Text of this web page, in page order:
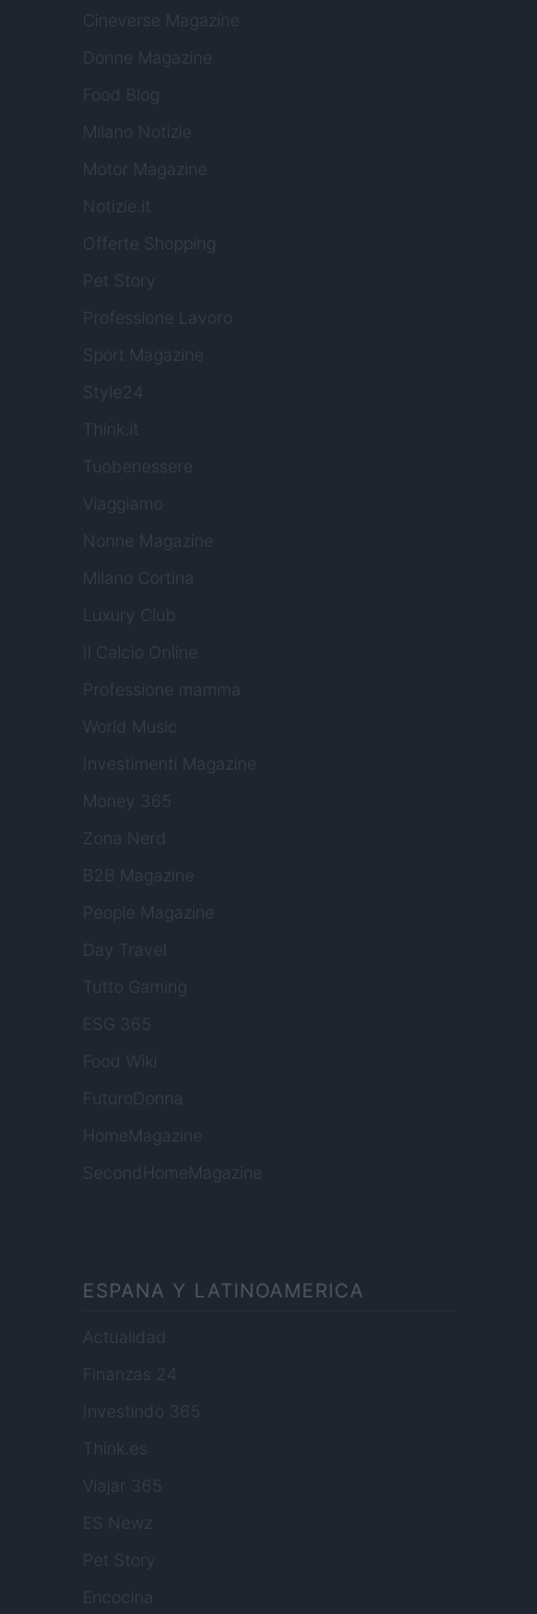
Cineverse Magazine
Donne Magazine
Food Blog
Milano Notizie
Motor Magazine
Notizie.it
Offerte Shopping
Professione Lavoro
Sport Magazine
Style24
Think.it
Tuobenessere
Viaggiamo
Nonne Magazine
Milano Cortina
Luxury Club
Il Calcio Online
Professione mamma
World Music
Investimenti Magazine
Money 365
Zona Nerd
B2B Magazine
People Magazine
Day Travel
Tutto Gaming
ESG 365
Food Wiki
FuturoDonna
HomeMagazine
SecondHomeMagazine
ESPANA Y LATINOAMERICA
Actualidad
Finanzas 24
Investindo 365
Think.es
Viajar 365
ES Newz
Encocina